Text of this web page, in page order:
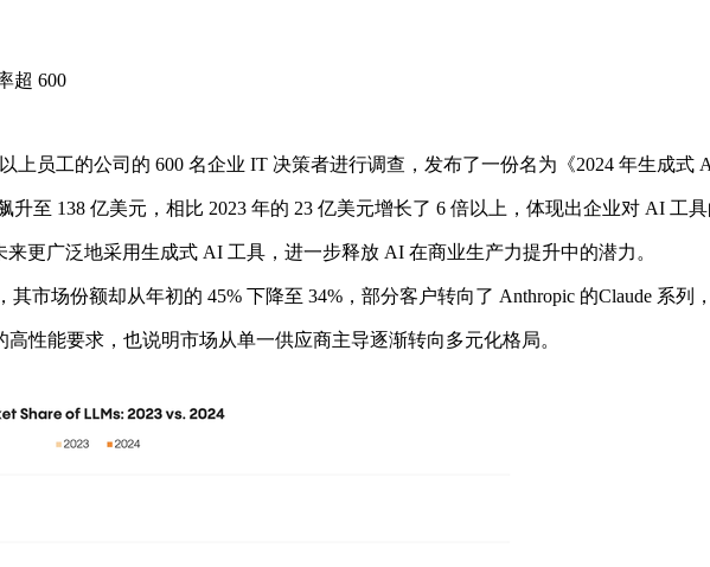
超 600
员工的公司的 600 名企业 IT 决策者进行调查，发布了一份名为《2024 年生成式
至 138 亿美元，相比 2023 年的 23 亿美元增长了 6 倍以上，体现出企业对 AI 工
广泛地采用生成式 AI 工具，进一步释放 AI 在商业生产力提升中的潜力。
场份额却从年初的 45% 下降至 34%，部分客户转向了 Anthropic 的Claude 系列
能要求，也说明市场从单一供应商主导逐渐转向多元化格局。